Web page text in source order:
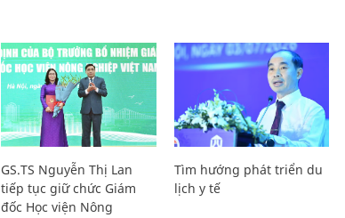
GS.TS Nguyễn Thị Lan
tiếp tục giữ chức Giám
đốc Học viện Nông
Tìm hướng phát triển du
lịch y tế